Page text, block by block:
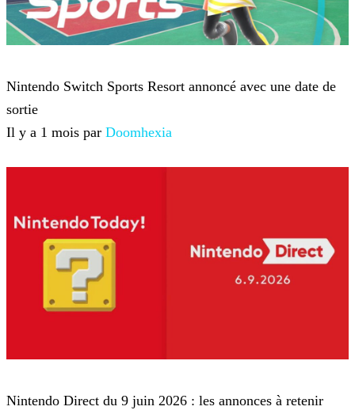
Nintendo Switch Sports Resort annoncé avec une date de
sortie
Il y a 1 mois par Doomhexia
Nintendo Direct du 9 juin 2026 : les annonces à retenir